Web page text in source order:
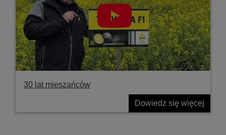
30 lat mieszańców
Dowiedz się więcej